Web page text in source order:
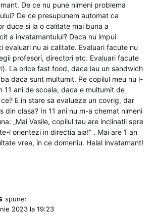
De ce nu pune nimeni problema
De ce presupunem automat ca
duce si la o calitate mai buna a
a invatamantului? Daca nu impui
evaluari nu ai calitate. Evaluari facute nu
profesori, directori etc. Evaluari facute
La orice fast food, daca iau un sandwich
daca sunt multumit. Pe copilul meu nu l-
11 ani de scoala, daca e multumit de
E in stare sa evalueze un covrig, dar
din clasa? In 11 ani nu m-a chemat nimeni
„Mai Vasile, copilul tau are inclinatii spre
l orientezi in directia aia!” . Mai are 1 an
vrea, in ce domeniu. Halal invatamant!
spune:
2023 la 19:23